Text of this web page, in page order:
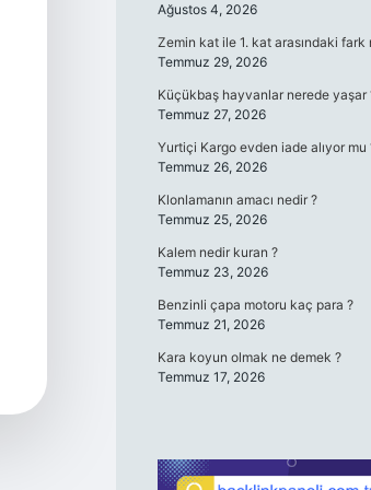
Ağustos 4, 2026
Zemin kat ile 1. kat arasındaki fark
Temmuz 29, 2026
Küçükbaş hayvanlar nerede yaşar
Temmuz 27, 2026
Yurtiçi Kargo evden iade alıyor mu
Temmuz 26, 2026
Klonlamanın amacı nedir ?
Temmuz 25, 2026
Kalem nedir kuran ?
Temmuz 23, 2026
Benzinli çapa motoru kaç para ?
Temmuz 21, 2026
Kara koyun olmak ne demek ?
Temmuz 17, 2026